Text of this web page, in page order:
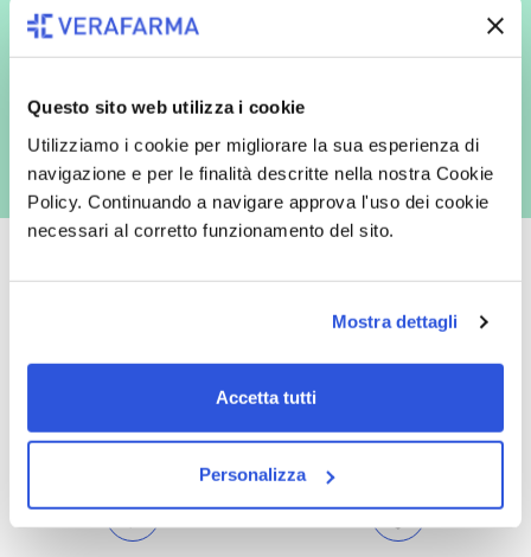
Questo sito web utilizza i cookie
Utilizziamo i cookie per migliorare la sua esperienza di
navigazione e per le finalità descritte nella nostra Cookie
Policy. Continuando a navigare approva l'uso dei cookie
necessari al corretto funzionamento del sito.
Mostra dettagli
Accetta tutti
Personalizza
espressamente al trattamento dei miei dati personali per finalità
commerciali da parte di Verafarma, tra cui invio di comunicazioni
marketing (con modalità telematiche - quali ad es. newsletter ed e-mail
Catalogo prodotti ampio e completo
Spedizione gratuita
Con un acquisto minimo di 29.90 €
Spedizioni in tutta Europa a 20€.